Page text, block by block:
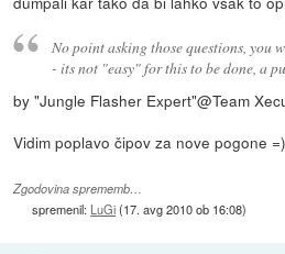
No point asking those questions, you
- its not "easy" for this to be done, a
by "Jungle Flasher Expert"@Team
Vidim poplavo čipov za nove pogone =)
Zgodovina sprememb…
spremenil: LuGi(17. avg 2010 ob 16:08)